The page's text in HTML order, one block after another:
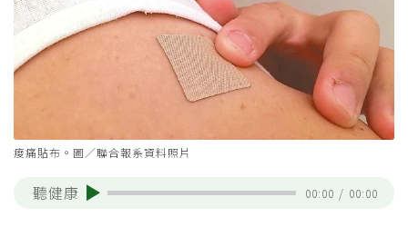
痠痛貼布。圖／聯合報系資料照片
聽健康 00:00 / 00:00